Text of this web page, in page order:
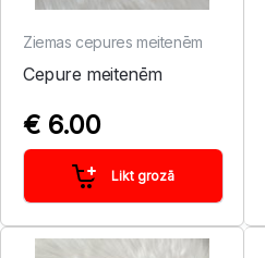
Ziemas cepures meitenēm
Cepure meitenēm
€ 6.00
Likt grozā